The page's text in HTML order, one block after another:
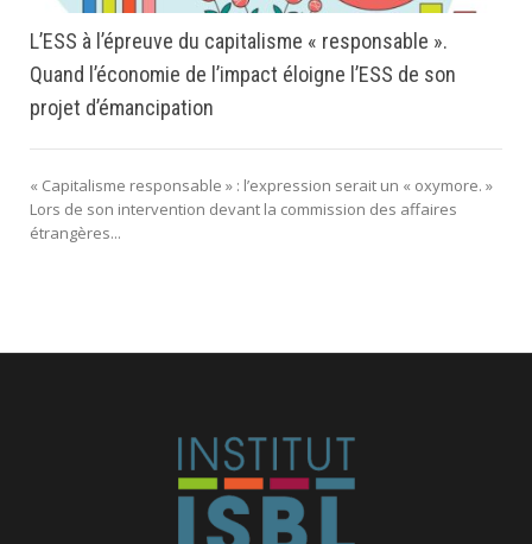
L’ESS à l’épreuve du capitalisme « responsable ».
Quand l’économie de l’impact éloigne l’ESS de son
projet d’émancipation
« Capitalisme responsable » : l’expression serait un « oxymore. »
Lors de son intervention devant la commission des affaires
étrangères...